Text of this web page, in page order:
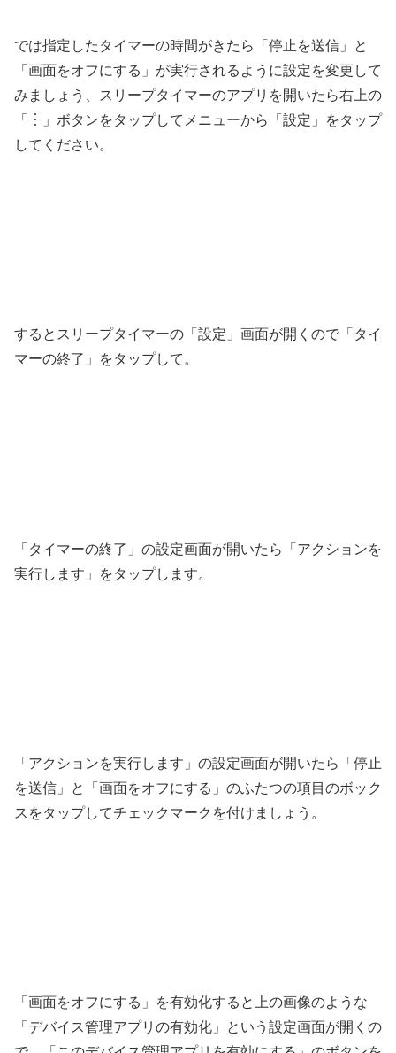
では指定したタイマーの時間がきたら「停止を送信」と
「画面をオフにする」が実行されるように設定を変更して
みましょう、スリープタイマーのアプリを開いたら右上の
「︙」ボタンをタップしてメニューから「設定」をタップ
してください。
するとスリープタイマーの「設定」画面が開くので「タイ
マーの終了」をタップして。
「タイマーの終了」の設定画面が開いたら「アクションを
実行します」をタップします。
「アクションを実行します」の設定画面が開いたら「停止
を送信」と「画面をオフにする」のふたつの項目のボック
スをタップしてチェックマークを付けましょう。
「画面をオフにする」を有効化すると上の画像のような
「デバイス管理アプリの有効化」という設定画面が開くの